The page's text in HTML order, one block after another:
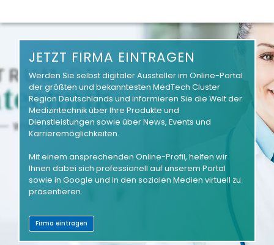
JETZT FIRMA EINTRAGEN
Werden Sie selbst digitaler Aussteller im Online-Portal
der größten und bekanntesten MedTech Cluster
Region Deutschlands und informieren Sie die Welt der
Medizintechnik über Ihre Produkte und
Dienstleistungen sowie über News, Events und
Karrieremöglichkeiten.
Mit einem ansprechenden Online-Profil, helfen wir
Ihnen dabei sich professionell auf unserem Portal
sowie in Google und in den sozialen Medien virtuell zu
präsentieren.
Firma eintragen